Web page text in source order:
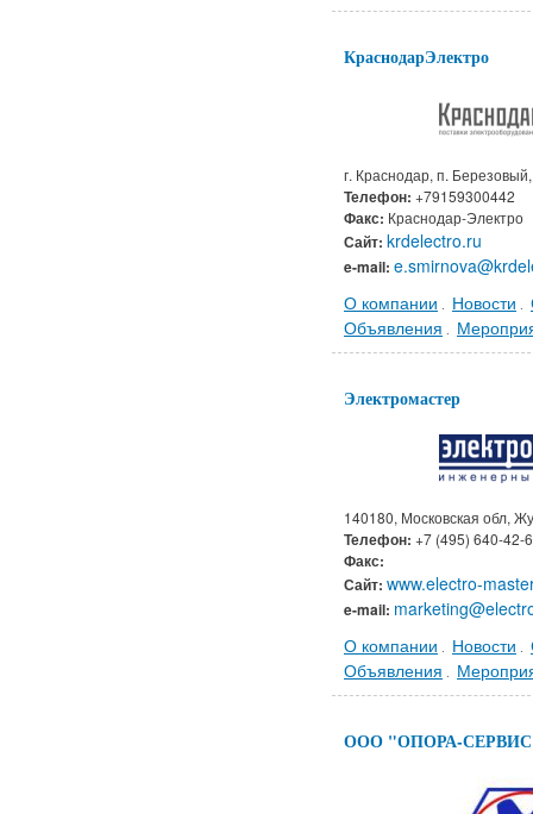
КраснодарЭлектро
г. Краснодар, п.
Телефон: +79159300442
Факс: Краснодар-Электро
Сайт: krdelectro.ru
e-mail:
О компании . Новости .
Объявления .
Электромастер
140180, Московская обл,
Телефон: +7 (495) 640-42-
Факс:
Сайт: www.electro-
e-mail:
О компании . Новости .
Объявления .
ООО "ОПОРА-